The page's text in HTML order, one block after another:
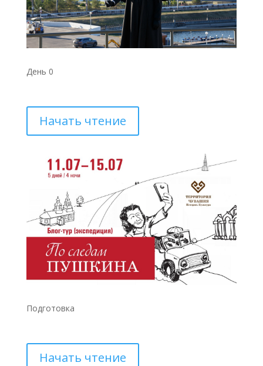
День 0
Начать чтение
Подготовка
Начать чтение